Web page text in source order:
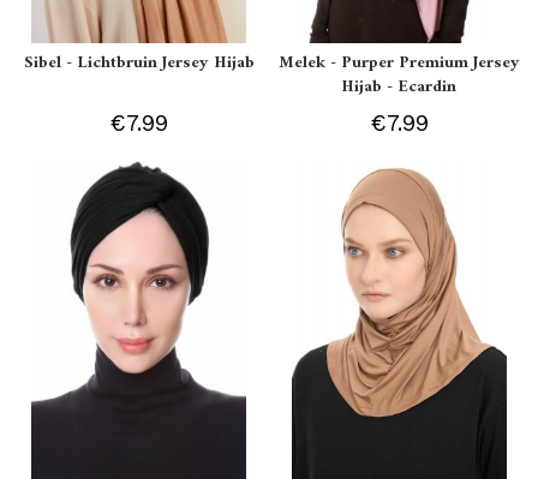
Sibel - Lichtbruin Jersey Hijab
€7.99
Melek - Purper Premium Jersey
Hijab - Ecardin
€7.99